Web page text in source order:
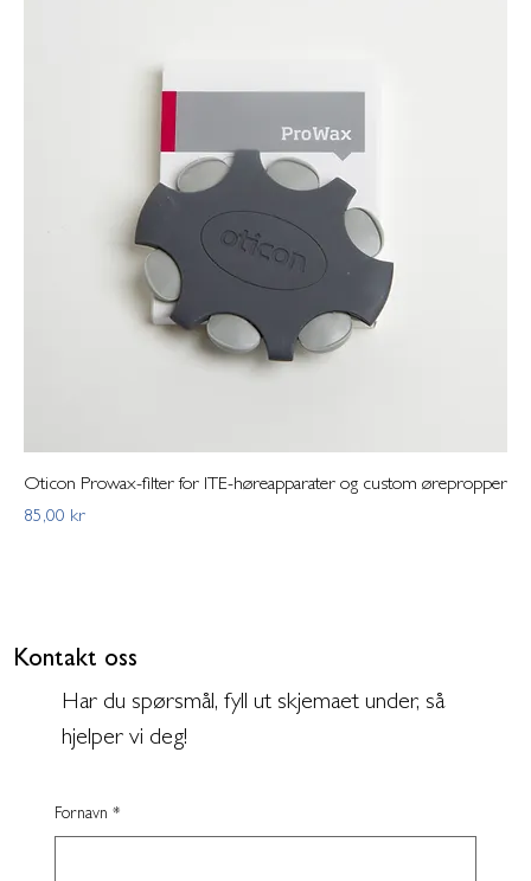
Oticon Prowax-filter for ITE-høreapparater og custom ørepropper
Pris
85,00 kr
Kontakt oss
Har du spørsmål, fyll ut skjemaet under, så
hjelper vi deg!
Fornavn *